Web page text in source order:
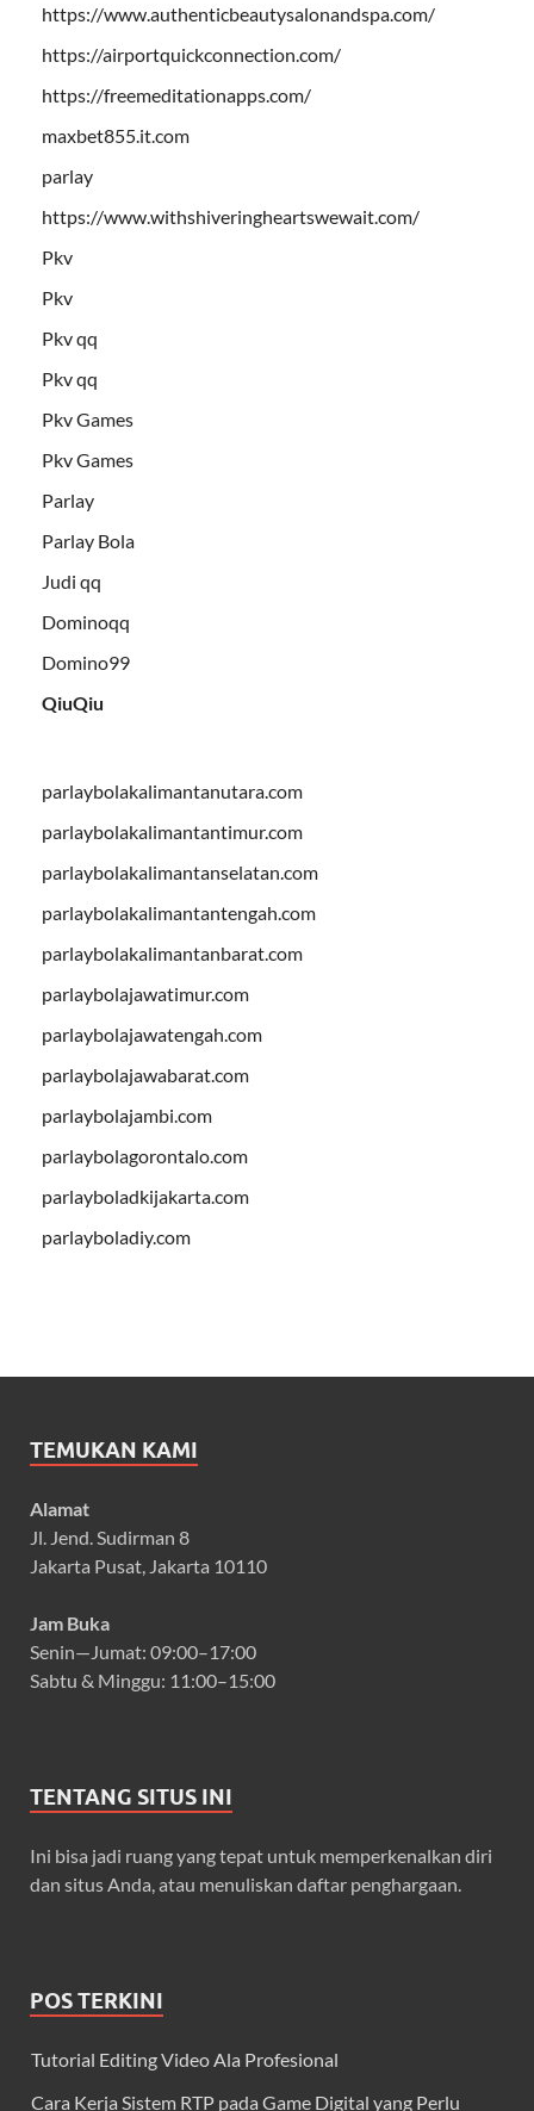
https://www.authenticbeautysalonandspa.com/
https://airportquickconnection.com/
https://freemeditationapps.com/
maxbet855.it.com
parlay
https://www.withshiveringheartswewait.com/
Pkv
Pkv
Pkv qq
Pkv qq
Pkv Games
Pkv Games
Parlay
Parlay Bola
Judi qq
Dominoqq
Domino99
QiuQiu
parlaybolakalimantanutara.com
parlaybolakalimantantimur.com
parlaybolakalimantanselatan.com
parlaybolakalimantantengah.com
parlaybolakalimantanbarat.com
parlaybolajawatimur.com
parlaybolajawatengah.com
parlaybolajawabarat.com
parlaybolajambi.com
parlaybolagorontalo.com
parlayboladkijakarta.com
parlayboladiy.com
TEMUKAN KAMI
Alamat
Jl. Jend. Sudirman 8
Jakarta Pusat, Jakarta 10110
Jam Buka
Senin—Jumat: 09:00–17:00
Sabtu & Minggu: 11:00–15:00
TENTANG SITUS INI
Ini bisa jadi ruang yang tepat untuk memperkenalkan diri
dan situs Anda, atau menuliskan daftar penghargaan.
POS TERKINI
Tutorial Editing Video Ala Profesional
Cara Kerja Sistem RTP pada Game Digital yang Perlu